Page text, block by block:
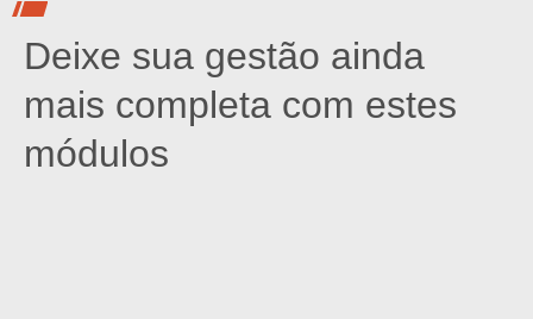
Deixe sua gestão ainda
mais completa com estes
módulos